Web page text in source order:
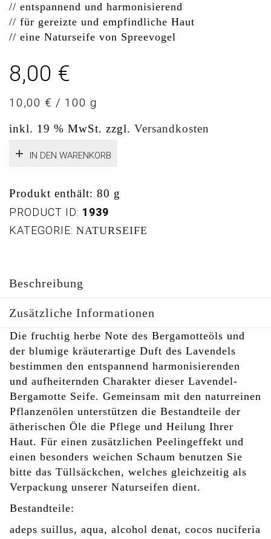
// entspannend und harmonisierend
// für gereizte und empfindliche Haut
// eine Naturseife von Spreevogel
8,00 €
10,00 € / 100 g
inkl. 19 % MwSt. zzgl. Versandkosten
IN DEN WARENKORB
Produkt enthält: 80 g
PRODUCT ID: 1939
KATEGORIE: NATURSEIFE
Beschreibung
Zusätzliche Informationen
Die fruchtig herbe Note des Bergamotteöls und
der blumige kräuterartige Duft des Lavendels
bestimmen den entspannend harmonisierenden
und aufheiternden Charakter dieser Lavendel-
Bergamotte Seife. Gemeinsam mit den naturreinen
Pflanzenölen unterstützen die Bestandteile der
ätherischen Öle die Pflege und Heilung Ihrer
Haut. Für einen zusätzlichen Peelingeffekt und
einen besonders weichen Schaum benutzen Sie
bitte das Tüllsäckchen, welches gleichzeitig als
Verpackung unserer Naturseifen dient.
Bestandteile:
adeps suillus, aqua, alcohol denat, cocos nuciferia